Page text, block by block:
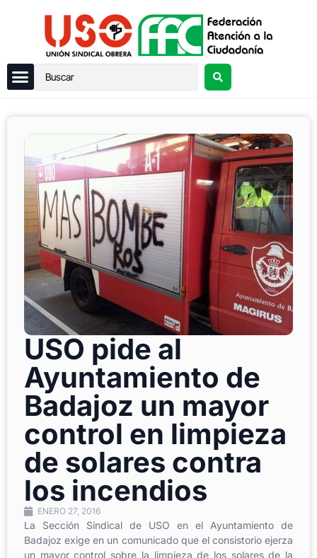
USO pide al
Ayuntamiento de
Badajoz un mayor
control en limpieza
de solares contra
los incendios
ENERO 27, 2016
La Sección Sindical de USO en el Ayuntamiento de
Badajoz exige en un comunicado que el consistorio ejerza
un mayor control sobre la limpieza de los solares de la